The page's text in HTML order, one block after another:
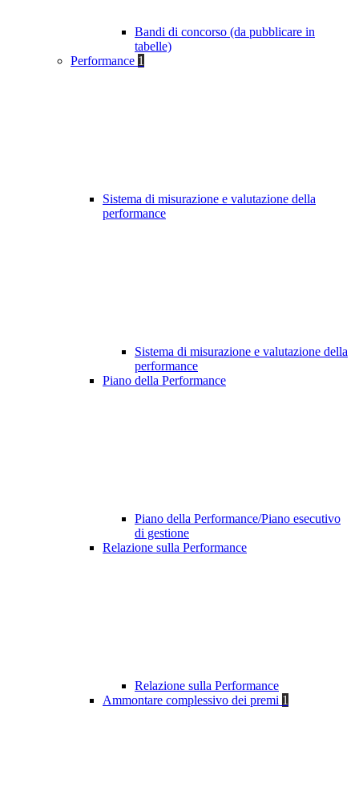
Bandi di concorso (da pubblicare in
tabelle)
Performance 1
Sistema di misurazione e valutazione della
performance
Sistema di misurazione e valutazione della
performance
Piano della Performance
Piano della Performance/Piano esecutivo
di gestione
Relazione sulla Performance
Relazione sulla Performance
Ammontare complessivo dei premi 1